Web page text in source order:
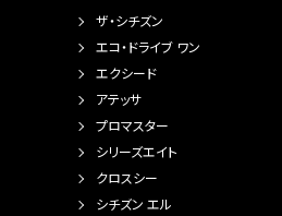
ザ・シチズン
エコ・ドライブ ワン
エクシード
アテッサ
プロマスター
シリーズエイト
クロスシー
シチズン エル